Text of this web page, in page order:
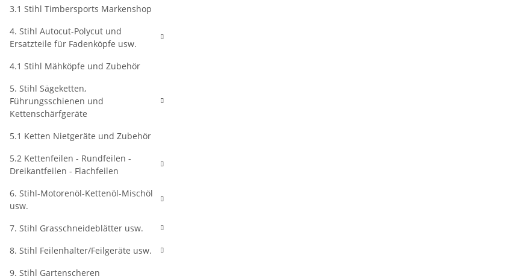
3.1 Stihl Timbersports Markenshop
4. Stihl Autocut-Polycut und
Ersatzteile für Fadenköpfe usw.
4.1 Stihl Mähköpfe und Zubehör
5. Stihl Sägeketten,
Führungsschienen und
Kettenschärfgeräte
5.1 Ketten Nietgeräte und Zubehör
5.2 Kettenfeilen - Rundfeilen -
Dreikantfeilen - Flachfeilen
6. Stihl-Motorenöl-Kettenöl-Mischöl
usw.
7. Stihl Grasschneideblätter usw.
8. Stihl Feilenhalter/Feilgeräte usw.
9. Stihl Gartenscheren